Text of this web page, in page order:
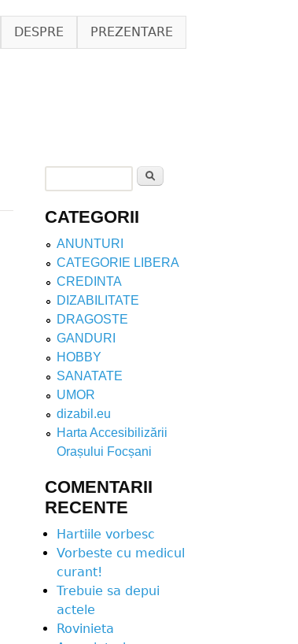
DESPRE PREZENTARE
Search form
CATEGORII
ANUNTURI
CATEGORIE LIBERA
CREDINTA
DIZABILITATE
DRAGOSTE
GANDURI
HOBBY
SANATATE
UMOR
dizabil.eu
Harta Accesibilizării
Orașului Focșani
COMENTARII
RECENTE
Hartiile vorbesc
Vorbeste cu medicul
curant!
Trebuie sa depui
actele
Rovinieta